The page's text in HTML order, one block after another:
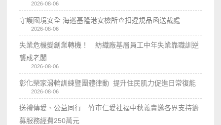
2026-08-06
守護國境安全 海巡基隆港安檢所查扣違規品函送裁處
2026-08-06
失業危機變創業轉機！ 紡織廠基層員工中年失業靠職訓逆
襲成老闆
2026-08-06
彰化榮家滑輪訓練暨團體律動 提升住民肌力促進日常復能
2026-08-06
送禮傳愛、公益同行 竹市仁愛社福中秋義賣邀各界支持籌
募服務經費250萬元